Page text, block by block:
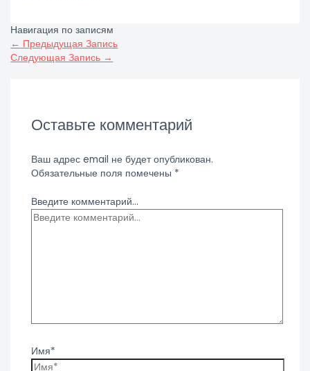
Навигация по записям
← Предыдущая Запись
Следующая Запись →
Оставьте комментарий
Ваш адрес email не будет опубликован.
Обязательные поля помечены *
Введите комментарий...
Имя*